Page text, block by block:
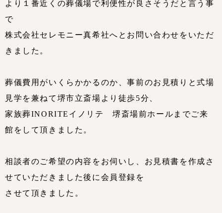
より１番近くの葬儀場で利便性が良さそうだと言う事
で
株式会社セレモニー真希社へとお問い合わせをいただ
きました。
葬儀費用がいくらかかるのか、事前のお見積りと式場
見学を兼ねて堺市立斎場より徒歩5分、
家族葬INORITEイノリテ 堺斎場前ホールまでご来
館をして頂きました。
相談者のご希望の内容をお伺いし、お見積書を作成さ
せていただきました後に会員登録を
させて頂きました。